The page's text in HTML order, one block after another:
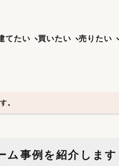
てたい 買いたい 売りたい
。
事例を紹介します